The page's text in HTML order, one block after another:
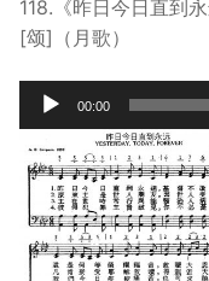
118.《昨日今日直到
[颂]（月歌）
Audio
Player
00:00